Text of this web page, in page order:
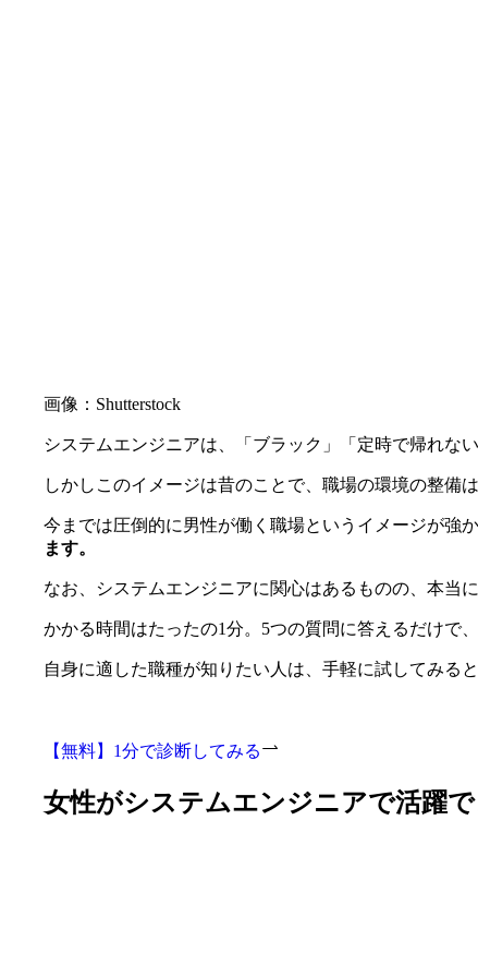
画像：Shutterstock
システムエンジニアは、「ブラック」「定時で帰れな
しかしこのイメージは昔のことで、職場の環境の整備
今までは圧倒的に男性が働く職場というイメージが強
ます。
なお、システムエンジニアに関心はあるものの、本当
かかる時間はたったの1分。5つの質問に答えるだけで
自身に適した職種が知りたい人は、手軽に試してみると
【無料】1分で診断してみる
女性がシステムエンジニアで活躍